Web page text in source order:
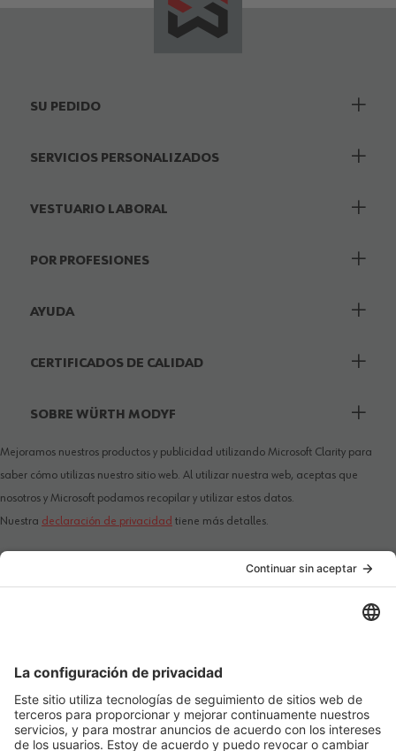
SU PEDIDO
SERVICIOS PERSONALIZADOS
VESTUARIO LABORAL
POR PROFESIONES
AYUDA
CERTIFICADOS DE CALIDAD
SOBRE WÜRTH MODYF
Mejoramos nuestros productos y publicidad utilizando Microsoft Clarity para
saber cómo utilizas nuestro sitio web. Al utilizar nuestra web, aceptas que
nosotros y Microsoft podamos recopilar y utilizar estos datos.
Nuestra declaración de privacidad tiene más detalles.
SÍGANOS EN